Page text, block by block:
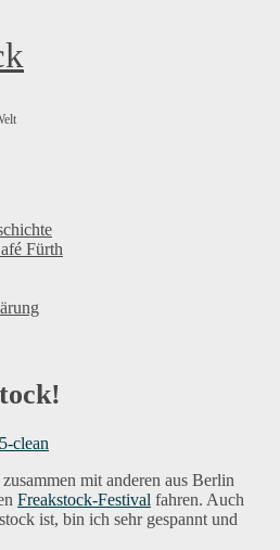
Fürth
mit anderen aus Berlin
Freakstock-Festival fahren. Auch
ist, bin ich sehr gespannt und